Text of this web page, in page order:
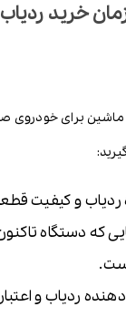
خرید
برای خودروی
ردیاب و کیفیت
که دستگاه
ردیاب و اعتبار